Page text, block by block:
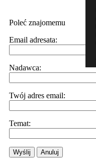
Poleć znajomemu
Email adresata:
Nadawca:
Twój adres email:
Temat:
Wyślij Anuluj